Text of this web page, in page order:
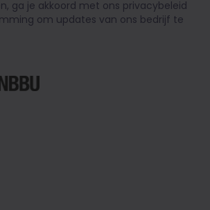
ga je akkoord met ons privacybeleid
om updates van ons bedrijf te